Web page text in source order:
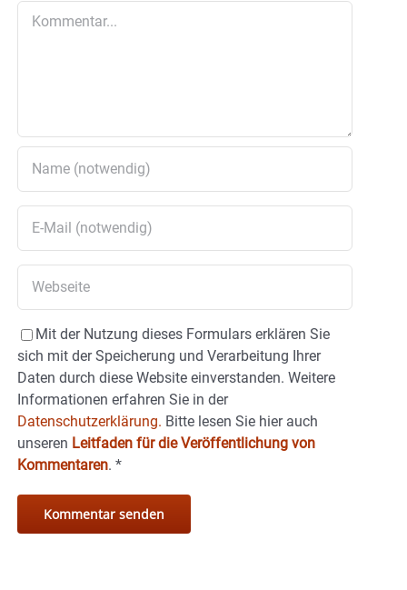
Mit der Nutzung dieses Formulars erklären Sie
sich mit der Speicherung und Verarbeitung Ihrer
Daten durch diese Website einverstanden. Weitere
Informationen erfahren Sie in der
Datenschutzerklärung. Bitte lesen Sie hier auch
unseren Leitfaden für die Veröffentlichung von
Kommentaren. *